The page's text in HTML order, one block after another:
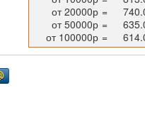
от 20000р =
от 50000р =
от 100000р =